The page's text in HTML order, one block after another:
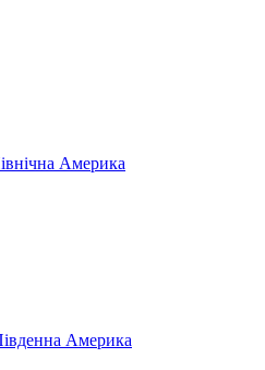
Америка
Америка